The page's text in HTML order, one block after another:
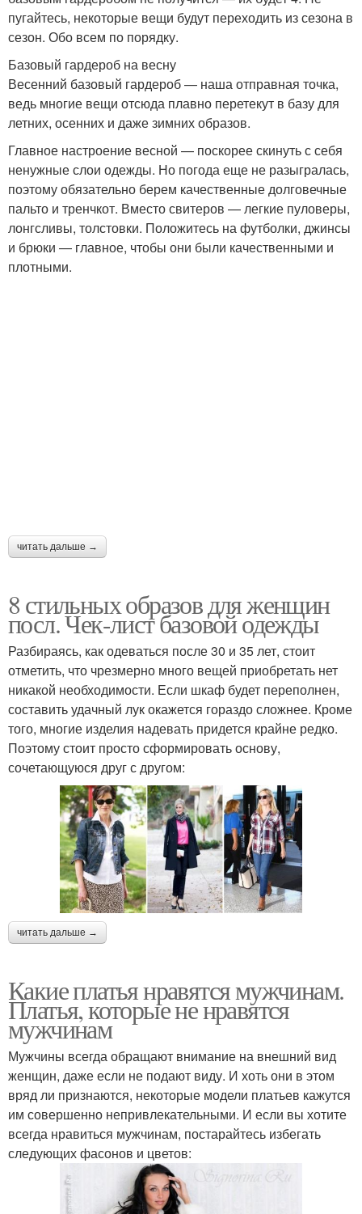
пугайтесь, некоторые вещи будут переходить из сезона в
сезон. Обо всем по порядку.
Базовый гардероб на весну
Весенний базовый гардероб — наша отправная точка,
ведь многие вещи отсюда плавно перетекут в базу для
летних, осенних и даже зимних образов.
Главное настроение весной — поскорее скинуть с себя
ненужные слои одежды. Но погода еще не разыгралась,
поэтому обязательно берем качественные долговечные
пальто и тренчкот. Вместо свитеров — легкие пуловеры,
лонгсливы, толстовки. Положитесь на футболки, джинсы
и брюки — главное, чтобы они были качественными и
плотными.
читать дальше →
8 стильных образов для женщин
посл. Чек-лист базовой одежды
Разбираясь, как одеваться после 30 и 35 лет, стоит
отметить, что чрезмерно много вещей приобретать нет
никакой необходимости. Если шкаф будет переполнен,
составить удачный лук окажется гораздо сложнее. Кроме
того, многие изделия надевать придется крайне редко.
Поэтому стоит просто сформировать основу,
сочетающуюся друг с другом:
читать дальше →
Какие платья нравятся мужчинам.
Платья, которые не нравятся
мужчинам
Мужчины всегда обращают внимание на внешний вид
женщин, даже если не подают виду. И хоть они в этом
вряд ли признаются, некоторые модели платьев кажутся
им совершенно непривлекательными. И если вы хотите
всегда нравиться мужчинам, постарайтесь избегать
следующих фасонов и цветов: